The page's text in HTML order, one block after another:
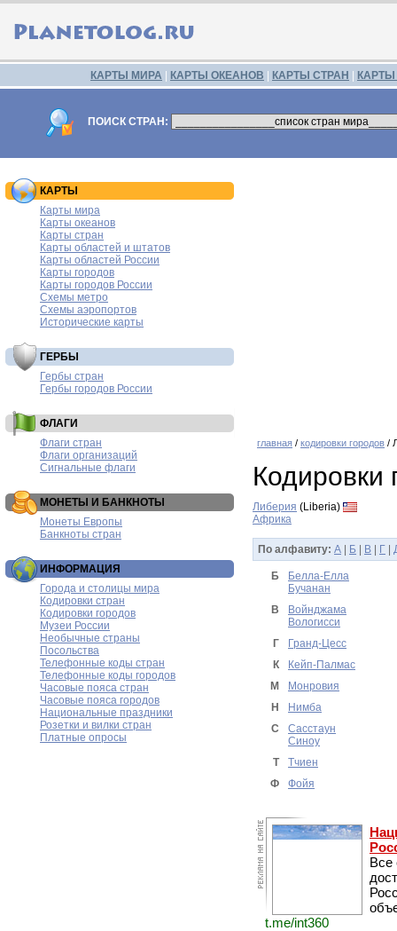
КАРТЫ МИРА КАРТЫ ОКЕАНОВ КАРТЫ СТРАН
ПОИСК СТРАН:
КАРТЫ
Карты мира
Карты океанов
Карты стран
Карты областей и штатов
Карты областей России
Карты городов
Карты городов России
Схемы метро
Схемы аэропортов
Исторические карты
ГЕРБЫ
Гербы стран
Гербы городов России
ФЛАГИ
Флаги стран
Флаги организаций
Сигнальные флаги
МОНЕТЫ И БАНКНОТЫ
Монеты Европы
Банкноты стран
ИНФОРМАЦИЯ
Города и столицы мира
Кодировки стран
Кодировки городов
Музеи России
Необычные страны
Посольства
Телефонные коды стран
Телефонные коды городов
Часовые пояса стран
Часовые пояса городов
Национальные праздники
Розетки и вилки стран
Платные опросы
главная / кодировки городов /
Кодировки
Либерия (Liberia)
Африка
По алфавиту: А Б В Г
Б
Белла-Елла
Бучанан
В
Войнджама
Вологисси
Г
Гранд-Цесс
К
Кейп-Палмас
М
Монровия
Н
Нимба
С
Сасстаун
Синоу
Т
Тчиен
Ф
Фойя
Все
t.me/int360